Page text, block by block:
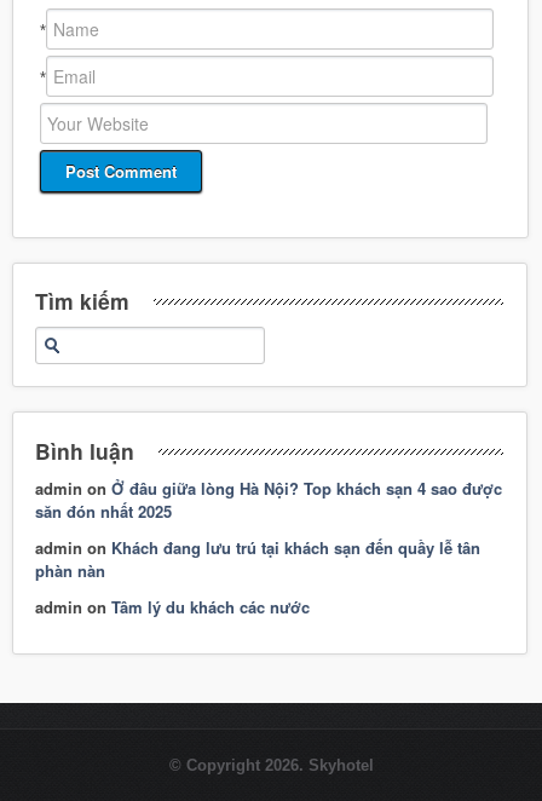
*
*
Tìm kiếm
Bình luận
admin onỞ đâu giữa lòng Hà Nội? Top khách sạn 4 sao được
săn đón nhất 2025
admin on Khách đang lưu trú tại khách sạn đến quầy lễ tân
phàn nàn
admin onTâm lý du khách các nước
© Copyright 2026. Skyhotel